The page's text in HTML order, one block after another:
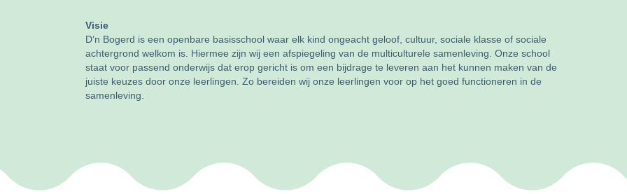
Visie
D’n Bogerd is een openbare basisschool waar elk kind ongeacht geloof, cultuur, sociale klasse of sociale
achtergrond welkom is. Hiermee zijn wij een afspiegeling van de multiculturele samenleving. Onze school
staat voor passend onderwijs dat erop gericht is om een bijdrage te leveren aan het kunnen maken van de
juiste keuzes door onze leerlingen. Zo bereiden wij onze leerlingen voor op het goed functioneren in de
samenleving.